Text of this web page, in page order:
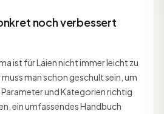
noch verbessert
ist für Laien nicht immer leicht zu
man schon geschult sein, um
und Kategorien richtig
ein umfassendes Handbuch